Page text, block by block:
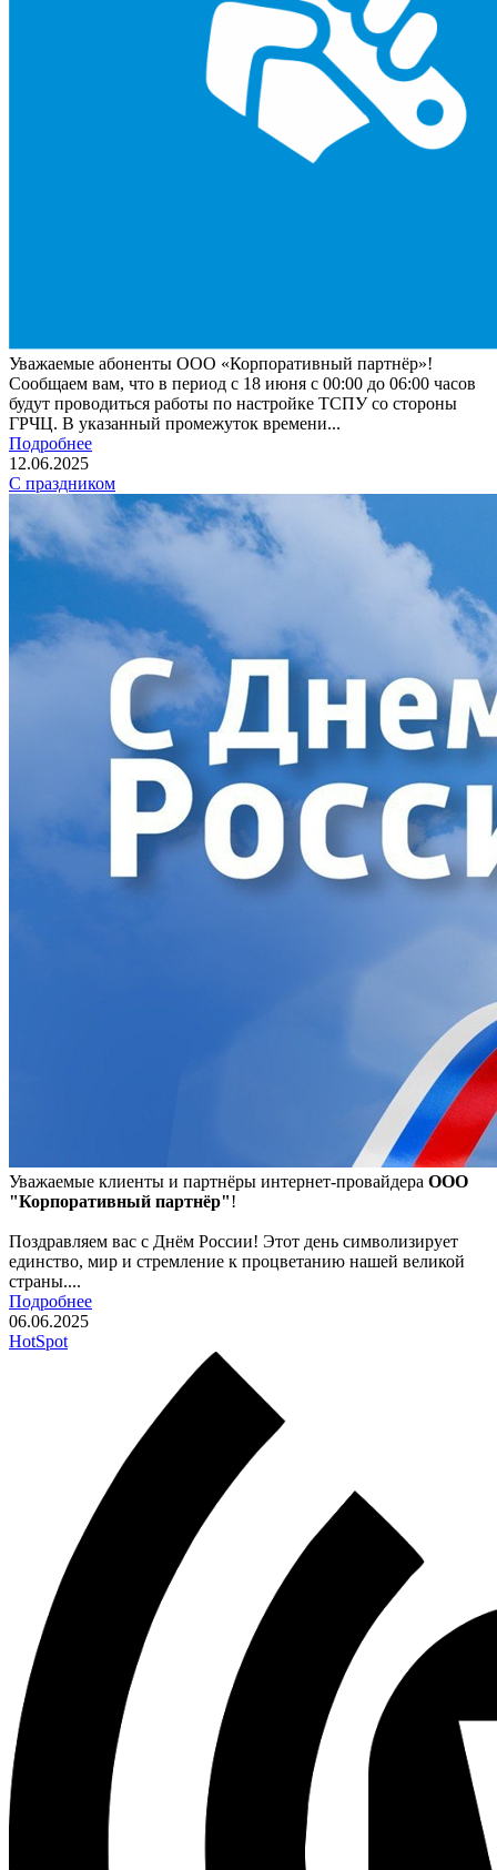
Уважаемые абоненты ООО «Корпоративный партнёр»!
Сообщаем вам, что в период с 18 июня с 00:00 до 06:00 часов
будут проводиться работы по настройке ТСПУ со стороны
ГРЧЦ. В указанный промежуток времени...
Подробнее
12.06.2025
С праздником
Уважаемые клиенты и партнёры интернет-провайдера ООО
"Корпоративный партнёр"!
Поздравляем вас с Днём России! Этот день символизирует
единство, мир и стремление к процветанию нашей великой
страны....
Подробнее
06.06.2025
HotSpot